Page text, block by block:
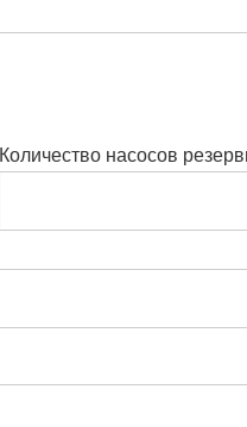
Количество насосов